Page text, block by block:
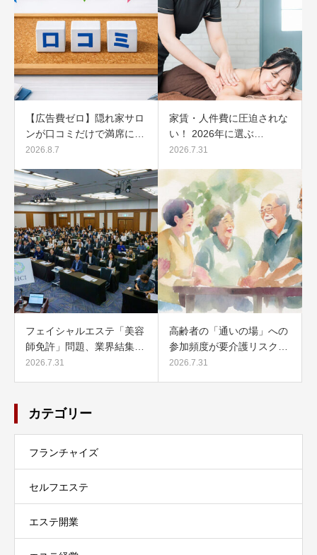
【広告費ゼロ】隠れ家サロ
ンが口コミだけで満席に…
2026.8.7
家賃・人件費に圧迫されな
い！ 2026年に選ぶ…
2026.7.31
フェイシャルエステ「美容
師免許」問題、業界結集…
2026.7.31
高齢者の「通いの場」への
参加頻度が要介護リスク…
2026.7.31
カテゴリー
フランチャイズ
セルフエステ
エステ開業